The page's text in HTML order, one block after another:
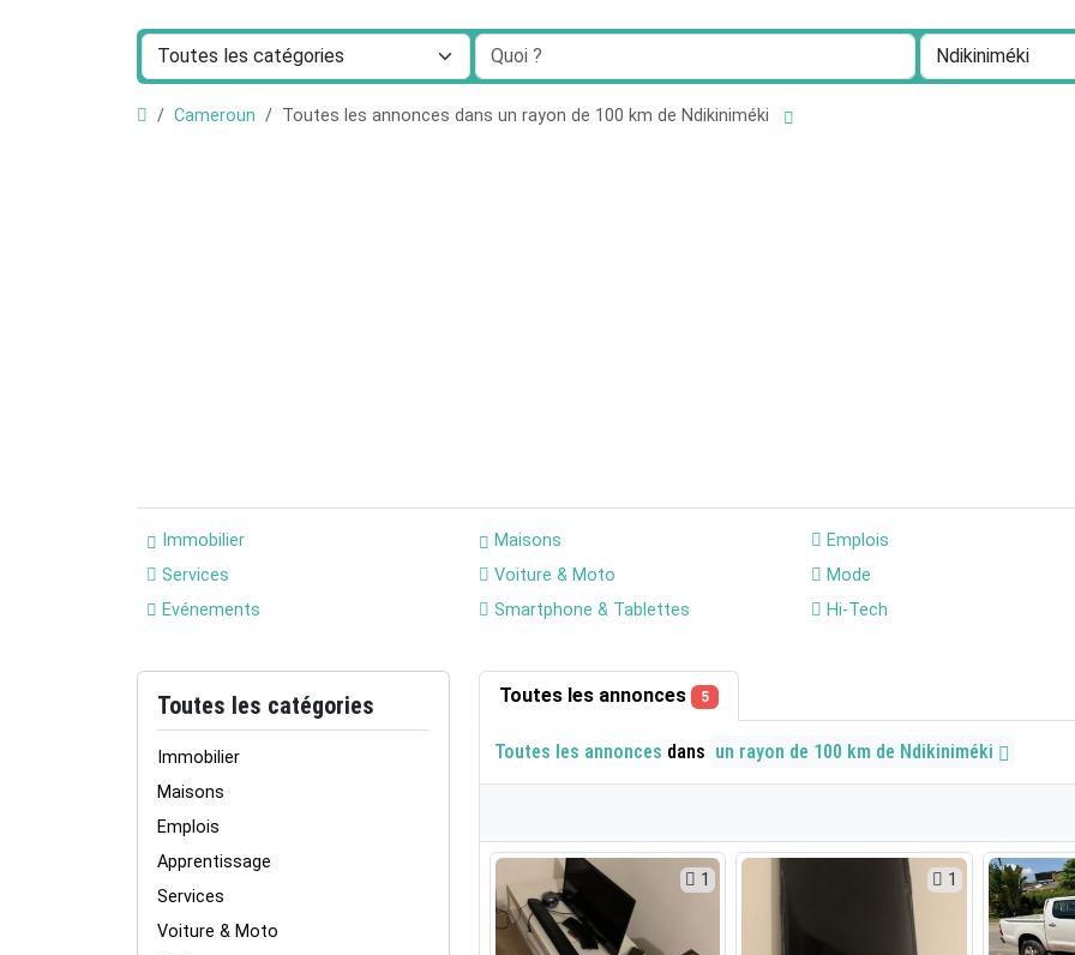
Cameroun Toutes les annonces dans un rayon de 100 km de Ndikiniméki
Immobilier Maisons
Emplois
Services
Voiture & Moto
Mode
Evénements
Smartphone & Tablettes Hi-Tech
Toutes les catégories
Immobilier
Maisons
Emplois
Apprentissage
Services
Voiture & Moto
Toutes les annonces 5
Toutes les annonces dans un rayon de 100 km de Ndikiniméki
1 1